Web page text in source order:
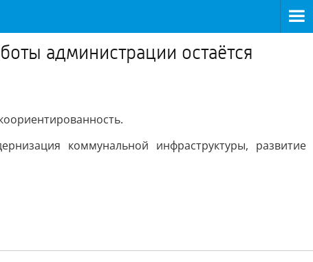
администрации остаётся
коммунальной инфраструктуры, развитие